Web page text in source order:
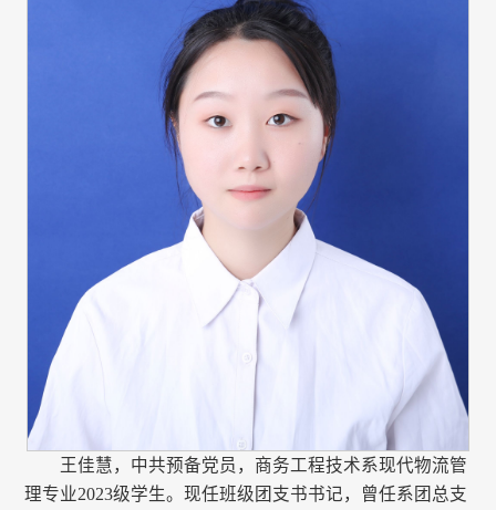
王佳慧，中共预备党员，商务工程技术系现代物流管
理专业2023级学生。现任班级团支书书记，曾任系团总支